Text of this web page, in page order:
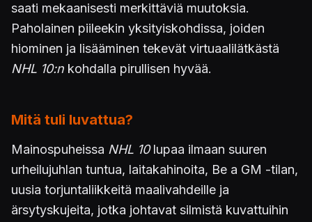
saati mekaanisesti merkittäviä muutoksia.
Paholainen piileekin yksityiskohdissa, joiden
hiominen ja lisääminen tekevät virtuaalilätkästä
NHL 10:n kohdalla pirullisen hyvää.
Mitä tuli luvattua?
Mainospuheissa NHL 10lupaa ilmaan suuren
urheilujuhlan tuntua, laitakahinoita, Be a GM -tilan,
uusia torjuntaliikkeitä maalivahdeille ja
ärsytyskujeita, jotka johtavat silmistä kuvattuihin